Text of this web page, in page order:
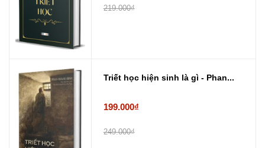
219.000₫
Triết học hiện sinh là gì - Phan...
199.000₫
249.000₫